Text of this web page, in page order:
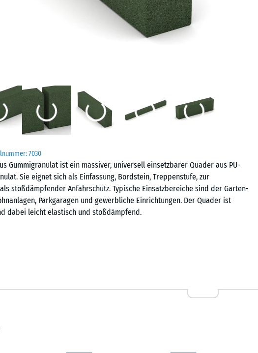
7030
Gummigranulat ist ein massiver, universell einsetzbarer Quader aus PU-
Sie eignet sich als Einfassung, Bordstein, Treppenstufe, zur
stoßdämpfender Anfahrschutz. Typische Einsatzbereiche sind der Garten-
Parkgaragen und gewerbliche Einrichtungen. Der Quader ist
dabei leicht elastisch und stoßdämpfend.
nicht und bietet eine wirksame Schlag- und Stoßdämpfung.
grenzt die Blockstufe aus Gummigranulat Wege, Spielflächen, Beete,